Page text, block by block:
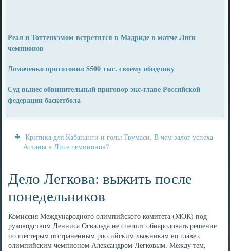
Реал и Тоттенхэмом встретятся в Мадриде в матче Лиги
чемпионов
Ломаченко приготовил $500 тыс. своему обидчику
Суд вынес обвинительный приговор экс-главе Российской
федерации баскетбола
Критика для Кабананги и голы Твумаси. В чем залог успеха
Астаны в Лиге чемпионов?
Дело Легкова: выжить после
понедельников
Комиссия Международного олимпийского комитета (МОК) под
руководством Денниса Освальда не спешит обнародовать решение
по шестерым отстраненным российским лыжникам во главе с
олимпийским чемпионом Александром Легковым. Между тем,